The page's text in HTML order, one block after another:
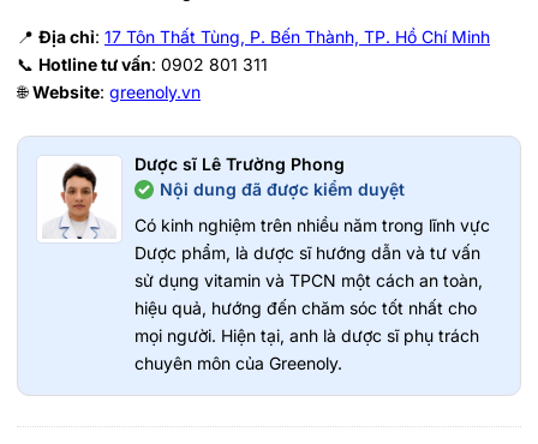
📍 Địa chỉ: 17 Tôn Thất Tùng, P. Bến Thành, TP. Hồ Chí Minh
📞 Hotline tư vấn: 0902 801 311
🌐Website: greenoly.vn
Dược sĩ Lê Trường Phong
Nội dung đã được kiểm duyệt
Có kinh nghiệm trên nhiều năm trong lĩnh vực
Dược phẩm, là dược sĩ hướng dẫn và tư vấn
sử dụng vitamin và TPCN một cách an toàn,
hiệu quả, hướng đến chăm sóc tốt nhất cho
mọi người. Hiện tại, anh là dược sĩ phụ trách
chuyên môn của Greenoly.